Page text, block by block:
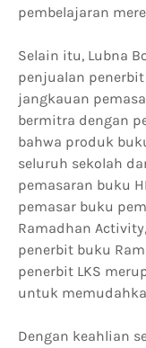
pembelajaran
Selain itu, Lubna
penjualan
jangkauan
bermitra dengan
bahwa produk
seluruh sekolah
pemasaran buku
pemasar buku
Ramadhan
penerbit buku
penerbit LKS
untuk
Dengan keahlian